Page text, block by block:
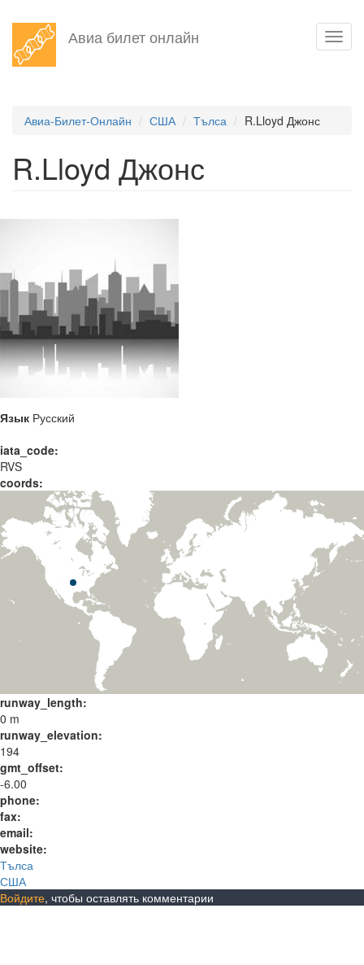
Перейти
основному
Авиа билет онлайн
Авиа-Билет-Онлайн США Тълса R.Lloyd Джонс
R.Lloyd Джонс
Язык Русский
iata_code:
RVS
coords:
runway_length:
0 m
runway_elevation:
194
gmt_offset:
-6.00
phone:
fax:
email:
website:
Тълса
США
Войдите, чтобы оставлять комментарии